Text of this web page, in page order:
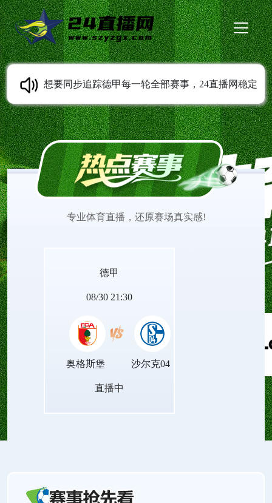
想要同步追踪德甲每一轮全部赛事，24直播网稳定
提供德甲直播服务。免费无插件高清直播随时可以
观看，多条线路灵活切换。平台持续同步赛程变动
专业体育直播，还原赛场真实感!
德甲
08/30 21:30
奥格斯堡 沙尔克04
直播中